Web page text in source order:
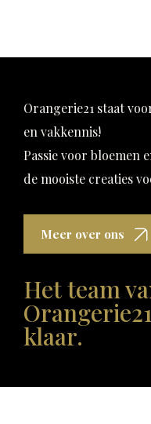
Orangerie21 staat
en vakkennis!
Passie voor bloemen
de mooiste creaties
Meer over ons
Het team
klaar.